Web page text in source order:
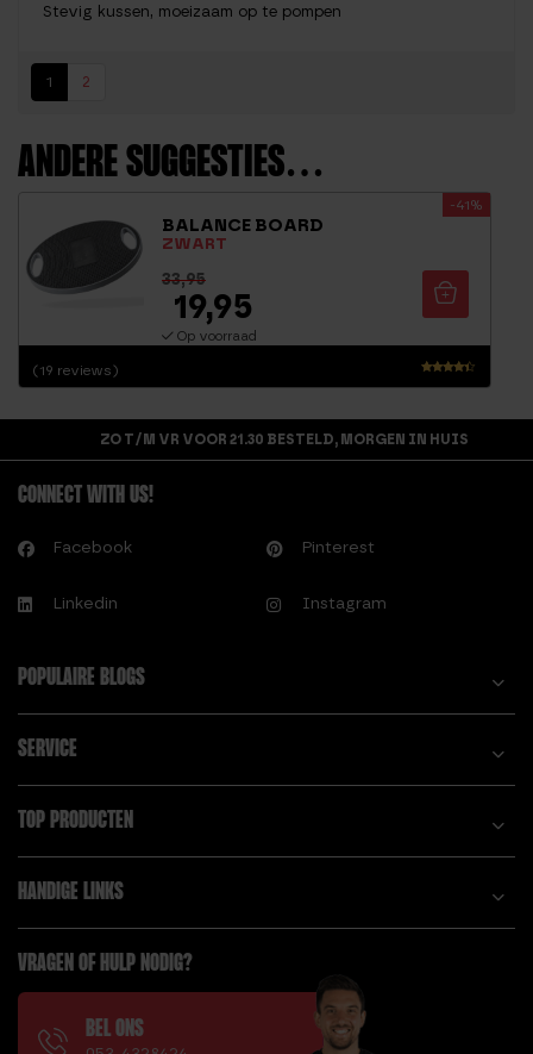
Stevig kussen, moeizaam op te pompen
1 2
ANDERE SUGGESTIES…
BALANCE BOARD
ZWART
-41%
4.16
uit 5
(19 reviews)
33,95
19,95
Op voorraad
ZO T/M VR VOOR 21.30 BESTELD, MORGEN IN HUIS
CONNECT WITH US!
Facebook Pinterest
Linkedin Instagram
POPULAIRE BLOGS
SERVICE
TOP PRODUCTEN
HANDIGE LINKS
VRAGEN OF HULP NODIG?
BEL ONS